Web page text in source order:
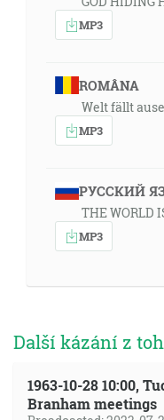
MP3
ROMÂNA
Welt fällt
MP3
РУССКИЙ
THE WORLD
MP3
Další kázání z
1963-10-28 10:00,
Branham meetings